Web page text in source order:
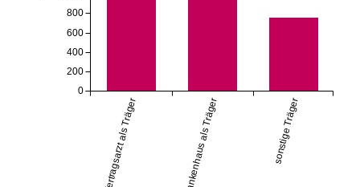
Vertragsarzt als Träger Krankenhaus als Träger sonstige Träger
0
200
400
600
800